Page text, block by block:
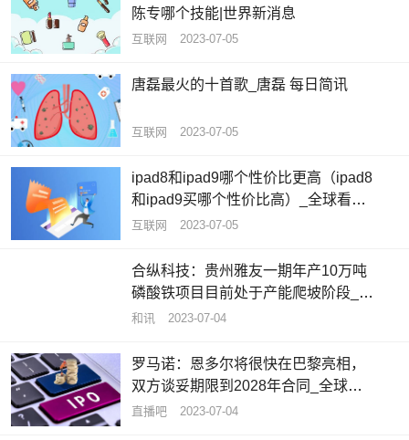
陈专哪个技能|世界新消息
互联网 2023-07-05
唐磊最火的十首歌_唐磊 每日简讯
互联网 2023-07-05
ipad8和ipad9哪个性价比更高（ipad8
和ipad9买哪个性价比高）_全球看热
讯
互联网 2023-07-05
合纵科技：贵州雅友一期年产10万吨
磷酸铁项目目前处于产能爬坡阶段_每
日聚焦
和讯 2023-07-04
罗马诺：恩多尔将很快在巴黎亮相，
双方谈妥期限到2028年合同_全球要
闻
直播吧 2023-07-04